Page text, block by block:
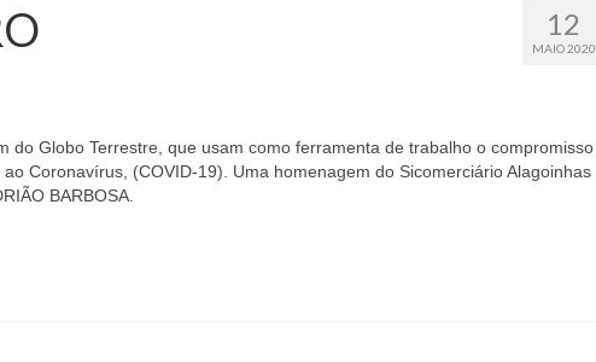
12
MAIO 2020
do Globo Terrestre, que usam como ferramenta de trabalho o compromisso
Coronavírus, (COVID-19). Uma homenagem do Sicomerciário Alagoinhas
BARBOSA.